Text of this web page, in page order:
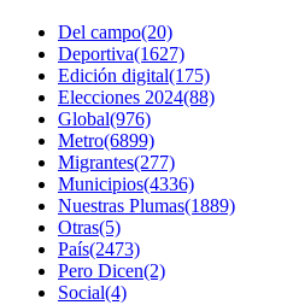
Del campo(20)
Deportiva(1627)
Edición digital(175)
Elecciones 2024(88)
Global(976)
Metro(6899)
Migrantes(277)
Municipios(4336)
Nuestras Plumas(1889)
Otras(5)
País(2473)
Pero Dicen(2)
Social(4)